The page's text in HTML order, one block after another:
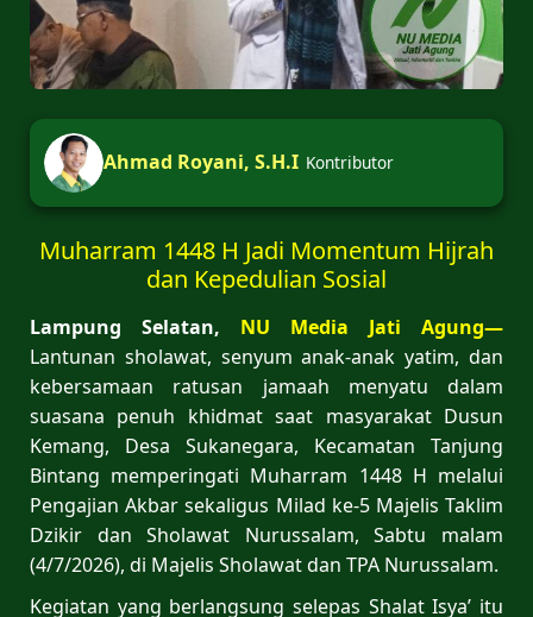
Ahmad Royani, S.H.I Kontributor
Muharram 1448 H Jadi Momentum Hijrah
dan Kepedulian Sosial
Lampung Selatan, NU Media Jati Agung—
Lantunan sholawat, senyum anak-anak yatim, dan
kebersamaan ratusan jamaah menyatu dalam
suasana penuh khidmat saat masyarakat Dusun
Kemang, Desa Sukanegara, Kecamatan Tanjung
Bintang memperingati Muharram 1448 H melalui
Pengajian Akbar sekaligus Milad ke-5 Majelis Taklim
Dzikir dan Sholawat Nurussalam, Sabtu malam
(4/7/2026), di Majelis Sholawat dan TPA Nurussalam.
Kegiatan yang berlangsung selepas Shalat Isya’ itu